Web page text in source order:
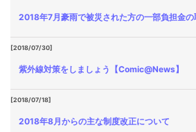
2018年7月豪雨で被災された方の一部負担金の
[2018/07/30]
紫外線対策をしましょう【Comic@News】
[2018/07/18]
2018年8月からの主な制度改正について